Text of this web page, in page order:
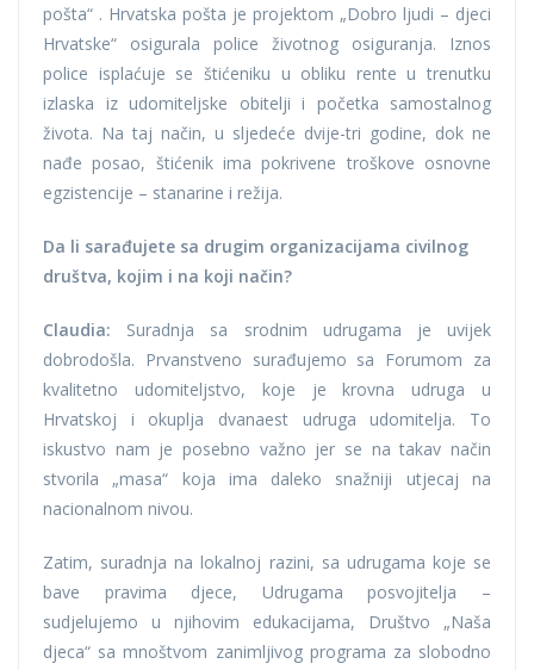
pošta“ . Hrvatska pošta je projektom „Dobro ljudi – djeci
Hrvatske“ osigurala police životnog osiguranja. Iznos
police isplaćuje se štićeniku u obliku rente u trenutku
izlaska iz udomiteljske obitelji i početka samostalnog
života. Na taj način, u sljedeće dvije-tri godine, dok ne
nađe posao, štićenik ima pokrivene troškove osnovne
egzistencije – stanarine i režija.
Da li sarađujete sa drugim organizacijama civilnog
društva, kojim i na koji način?
Claudia: Suradnja sa srodnim udrugama je uvijek
dobrodošla. Prvanstveno surađujemo sa Forumom za
kvalitetno udomiteljstvo, koje je krovna udruga u
Hrvatskoj i okuplja dvanaest udruga udomitelja. To
iskustvo nam je posebno važno jer se na takav način
stvorila „masa“ koja ima daleko snažniji utjecaj na
nacionalnom nivou.
Zatim, suradnja na lokalnoj razini, sa udrugama koje se
bave pravima djece, Udrugama posvojitelja –
sudjelujemo u njihovim edukacijama, Društvo „Naša
djeca“ sa mnoštvom zanimljivog programa za slobodno